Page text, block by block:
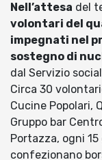
Nell’attesa del
volontari del
impegnati nel
sostegno di
dal Servizio
Circa 30
Cucine Popolari,
Gruppo bar
Portazza, ogni
confezionano